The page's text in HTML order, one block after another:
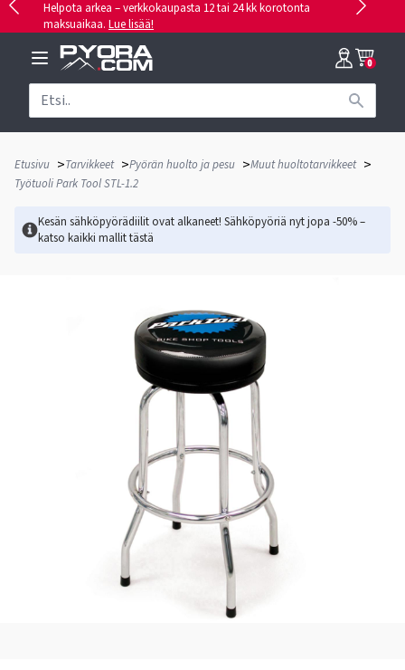
Helpota arkea – verkkokaupasta 12 tai 24 kk korotonta
maksuaikaa. Lue lisää!
0
Etusivu >Tarvikkeet >Pyörän huolto ja pesu >Muut huoltotarvikkeet >
Työtuoli Park Tool STL-1.2
Kesän sähköpyörädiilit ovat alkaneet! Sähköpyöriä nyt jopa -50% –
katso kaikki mallittästä